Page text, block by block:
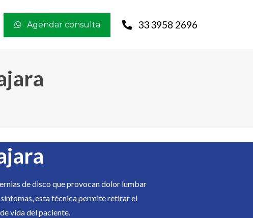
Agendar consulta 33 3958 2696
de disco que provocan dolor lumbar
esta técnica permite retirar el
vida del paciente.